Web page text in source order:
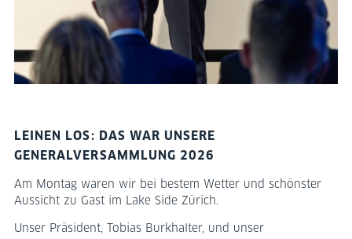
LEINEN LOS: DAS WAR UNSERE
GENERALVERSAMMLUNG 2026
Am Montag waren wir bei bestem Wetter und schönster
Aussicht zu Gast im Lake Side Zürich.
Unser Präsident, Tobias Burkhalter, und unser